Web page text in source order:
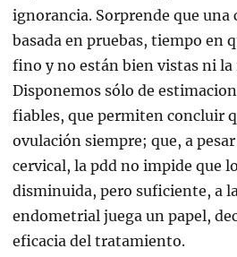
ignorancia. Sorprende que una
basada en pruebas, tiempo en
fino y no están bien vistas ni
Disponemos sólo de
fiables, que permiten concluir
ovulación siempre; que, a
cervical, la pdd no impide que
disminuida, pero suficiente, a
endometrial juega un papel,
eficacia del tratamiento.